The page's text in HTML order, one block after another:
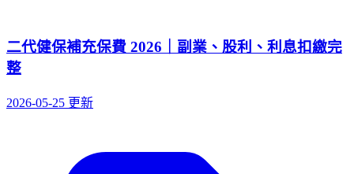
二代健保補充保費 2026｜副業、股利、利息扣繳完
整
2026-05-25 更新